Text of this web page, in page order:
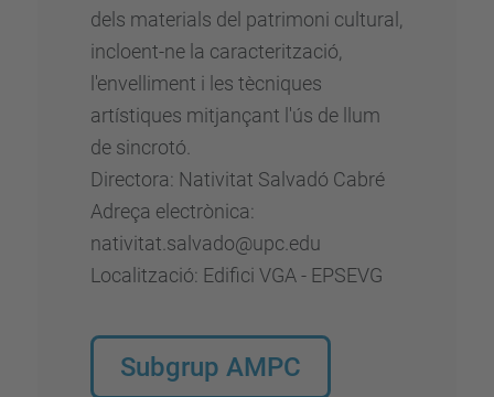
dels materials del patrimoni cultural,
incloent-ne la caracterització,
l'envelliment i les tècniques
artístiques mitjançant l'ús de llum
de sincrotó.
Directora: Nativitat Salvadó Cabré
Adreça electrònica:
nativitat.salvado@upc.edu
Localització: Edifici VGA - EPSEVG
Subgrup AMPC